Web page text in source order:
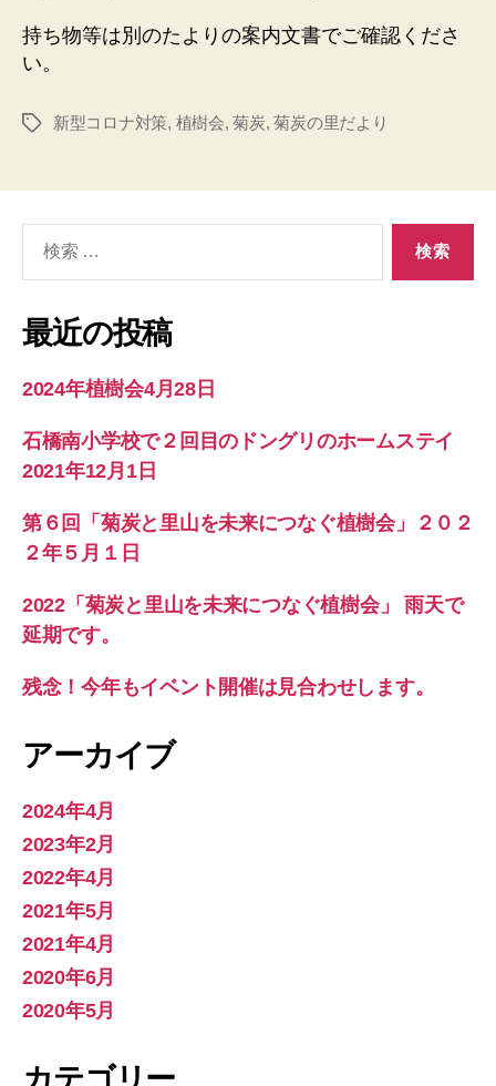
持ち物等は別のたよりの案内文書でご確認くださ
い。
タ
新型コロナ対策, 植樹会,菊炭,菊炭の里だより
象:
最近の投稿
2024年植樹会4月28日
石橋南小学校で２回目のドングリのホームステイ
2021年12月1日
第６回「菊炭と里山を未来につなぐ植樹会」２０２
２年５月１日
2022「菊炭と里山を未来につなぐ植樹会」 雨天で
延期です。
残念！今年もイベント開催は見合わせします。
アーカイブ
2024年4月
2023年2月
2022年4月
2021年5月
2021年4月
2020年6月
2020年5月
カテゴリー